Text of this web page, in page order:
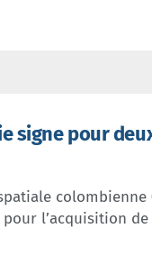
signe pour
l’acquisition de